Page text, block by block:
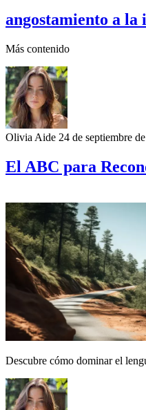
angostamiento a la
Más contenido
Olivia Aide 24 de septiembre
El ABC para
Descubre cómo dominar el